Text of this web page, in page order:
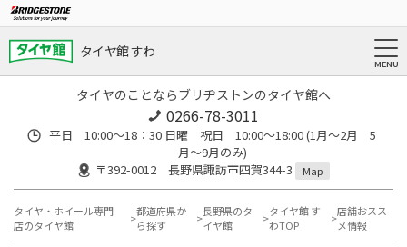
タイヤ館 すわ
タイヤのことならブリヂストンのタイヤ館へ
0266-78-3011
平日 10:00〜18：30 日曜 祝日 10:00〜18:00 (1月〜2月 5
月〜9月のみ)
〒392-0012 長野県諏訪市四賀344-3
Map
タイヤ・ホイール専門
店のタイヤ館
都道府県か
ら探す
長野県のタ
イヤ館
タイヤ館 す
わTOP
店舗おスス
メ情報